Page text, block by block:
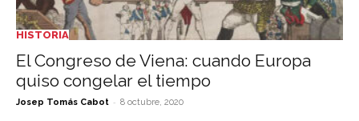
HISTORIA
El Congreso de Viena: cuando Europa
quiso congelar el tiempo
Josep Tomás Cabot - 8 octubre, 2020